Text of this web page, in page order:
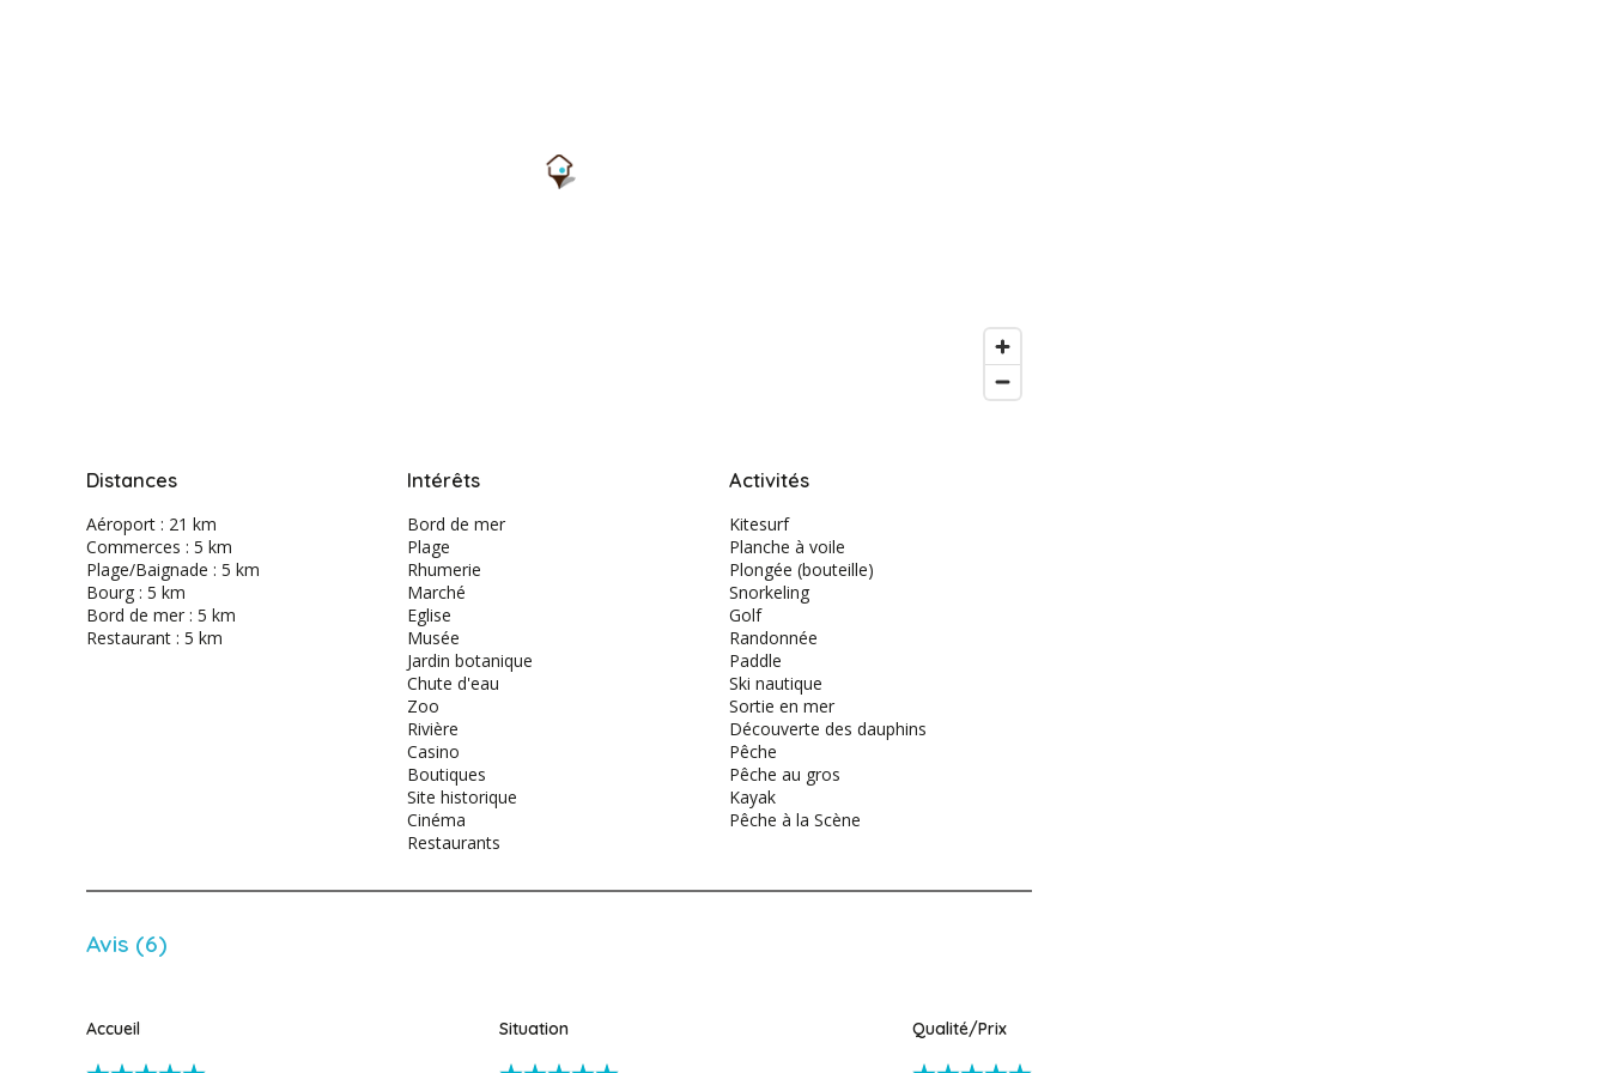
Distances
Aéroport : 21 km
Commerces : 5 km
Plage/Baignade : 5 km
Bourg : 5 km
Bord de mer : 5 km
Restaurant : 5 km
Intérêts
Bord de mer
Plage
Rhumerie
Marché
Eglise
Musée
Jardin botanique
Chute d'eau
Zoo
Rivière
Casino
Boutiques
Site historique
Cinéma
Restaurants
Activités
Kitesurf
Planche à voile
Plongée (bouteille)
Snorkeling
Golf
Randonnée
Paddle
Ski nautique
Sortie en mer
Découverte des dauphins
Pêche
Pêche au gros
Kayak
Pêche à la Scène
Avis (6)
Accueil Situation Qualité/Prix